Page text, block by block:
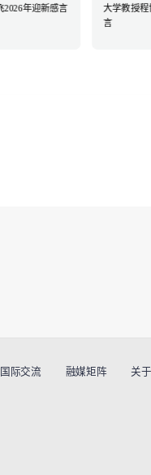
2026年迎新感言
大学教授程
言
国际交流 融媒矩阵 关